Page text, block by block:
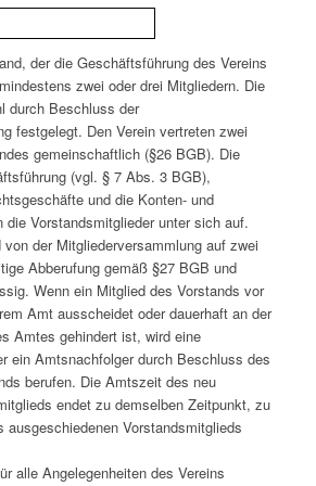
der die Geschäftsführung des Vereins
zwei oder drei Mitgliedern. Die
durch Beschluss der
festgelegt. Den Verein vertreten zwei
gemeinschaftlich (§26 BGB). Die
(vgl. § 7 Abs. 3 BGB),
und die Konten- und
die Vorstandsmitglieder unter sich auf.
der Mitgliederversammlung auf zwei
Abberufung gemäß §27 BGB und
Wenn ein Mitglied des Vorstands vor
Amt ausscheidet oder dauerhaft an der
Amtes gehindert ist, wird eine
ein Amtsnachfolger durch Beschluss des
berufen. Die Amtszeit des neu
endet zu demselben Zeitpunkt, zu
Vorstandsmitglieds
alle Angelegenheiten des Vereins